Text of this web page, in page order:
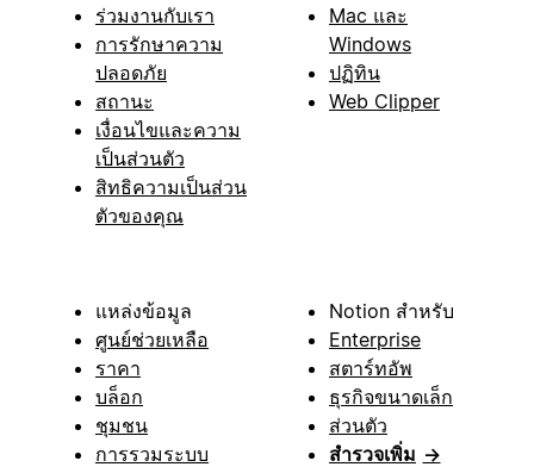
ร่วมงานกับเรา
การรักษาความ
ปลอดภัย
สถานะ
เงื่อนไขและความ
เป็นส่วนตัว
สิทธิความเป็นส่วน
ตัวของคุณ
Mac และ
Windows
ปฏิทิน
Web Clipper
แหล่งข้อมูล
ศูนย์ช่วยเหลือ
ราคา
บล็อก
ชุมชน
การรวมระบบ
Notion สำหรับ
Enterprise
สตาร์ทอัพ
ธุรกิจขนาดเล็ก
ส่วนตัว
สำรวจเพิ่ม →